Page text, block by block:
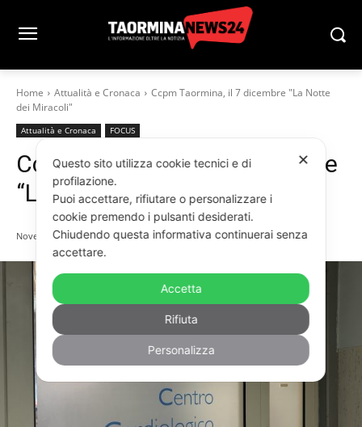
Home Attualità e Cronaca
Ccpm Taormina, il 7 dicembre "La Notte
dei Miracoli"
Attualità e Cronaca FOCUS
Ccpm Taormina, il 7 dicembre
“La Notte dei Miracoli”
Novembre 5, 2025
✕
Questo sito utilizza cookie tecnici e di
profilazione.
Puoi accettare, rifiutare o personalizzare i
cookie premendo i pulsanti desiderati.
Chiudendo questa informativa continuerai senza
accettare.
Accetta
Rifiuta
Personalizza